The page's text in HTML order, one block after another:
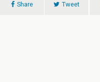
Share Tweet